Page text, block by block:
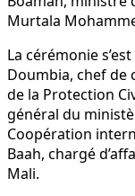
Murtala
La cérémonie
Doumbia, chef de
de la Protection
général du
Coopération
Baah, chargé
Mali.